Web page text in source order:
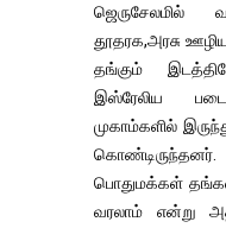
ஜெருசேலமில்
தூதரக,அரசு
தங்கும்
இஸ்ரேலிய
முகாம்களில்
பொதுமக்கள்
வரலாம் என்று